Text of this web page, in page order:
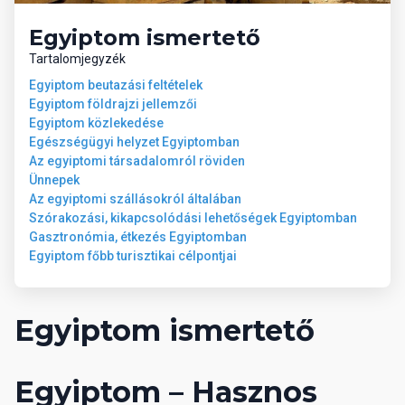
all inclusive: napi háromszori főétkezés, helyi alkoholos és
alkoholmentes italok korlátlan fogyasztása 10:00 - 24:00 óráig,
napközben snack (snack, sütemény). Az all inclusive szállodák
szolgáltatásai bizonyos részletekben szállodánként eltérhetnek.
Egyiptom ismertető
Tartalomjegyzék
Egyiptom beutazási feltételek
Egyiptom földrajzi jellemzői
Egyiptom közlekedése
Egészségügyi helyzet Egyiptomban
Az egyiptomi társadalomról röviden
Ünnepek
Az egyiptomi szállásokról általában
Szórakozási, kikapcsolódási lehetőségek Egyiptomban
Gasztronómia, étkezés Egyiptomban
Egyiptom főbb turisztikai célpontjai
Egyiptom ismertető
Egyiptom – Hasznos